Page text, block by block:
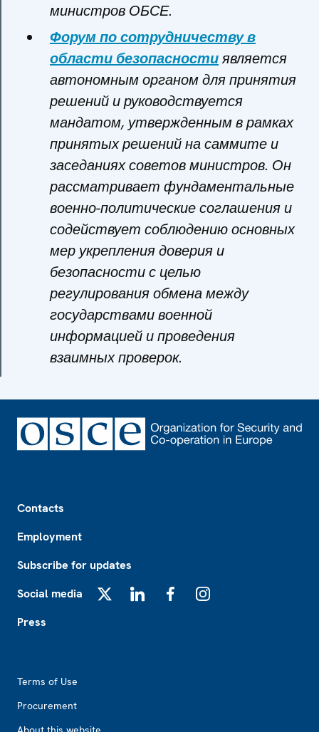
министров ОБСЕ.
Форум по сотрудничеству в
области безопасностиявляется
автономным органом для принятия
решений и руководствуется
мандатом, утвержденным в рамках
принятых решений на саммите и
заседаниях советов министров. Он
рассматривает фундаментальные
военно-политические соглашения и
содействует соблюдению основных
мер укрепления доверия и
безопасности с целью
регулирования обмена между
государствами военной
информацией и проведения
взаимных проверок.
Contacts
Employment
Subscribe for updates
Social media
Press
Terms of Use
Procurement